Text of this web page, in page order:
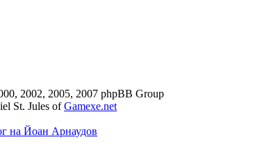
2002, 2005, 2007 phpBB Group
St. Jules ofGamexe.net
на Йоан Арнаудов